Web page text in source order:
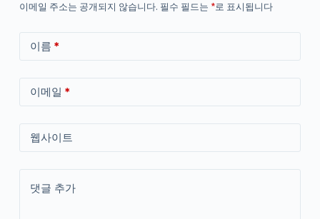
이메일 주소는 공개되지 않습니다. 필수 필드는 *로 표시됩니다
이름 *
이메일 *
웹사이트
댓글 추가